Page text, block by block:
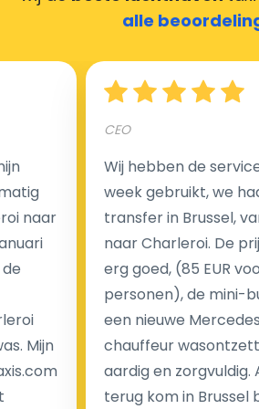
Hoeveel kost een luchthaven
Een van de meest aantrekkelijke
luchthaventaxi's is een vast tarief
tegenstelling tot traditionele taxi's
brengen wij u geen extra kosten
nachtrit.
We hebben geen ophaaltarief of
wachttijd als uw vlucht vertraging
Kijk op onze website voor meer
transferkosten. Ons
alle
naar
Mijn
CEO
Wij hebben de
week gebruikt, we
transfer in Brussel,
naar Charleroi. De
erg goed, (85 EUR
personen), de mini-
een nieuwe
chauffeur
aardig en zorgvuldig.
terug kom in Brussel